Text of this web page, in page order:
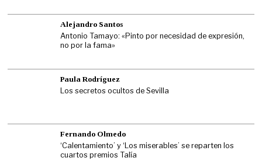
Alejandro Santos
Antonio Tamayo: «Pinto por necesidad de expresión,
no por la fama»
Paula Rodríguez
Los secretos ocultos de Sevilla
Fernando Olmedo
‘Calentamiento’ y ‘Los miserables’ se reparten los
cuartos premios Talía